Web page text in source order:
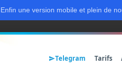
Enfin une version mobile et plein de
Telegram Tarifs